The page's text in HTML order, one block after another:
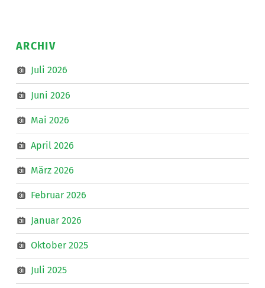
ARCHIV
Juli 2026
Juni 2026
Mai 2026
April 2026
März 2026
Februar 2026
Januar 2026
Oktober 2025
Juli 2025